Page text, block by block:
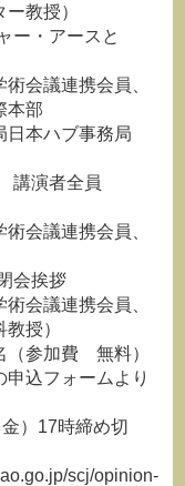
）
・アースと
議連携会員、
本部
事務局
演者全員
議連携会員、
会挨拶
議連携会員、
授）
参加費 無料）
申込フォームより
時締め切
scj/opinion-